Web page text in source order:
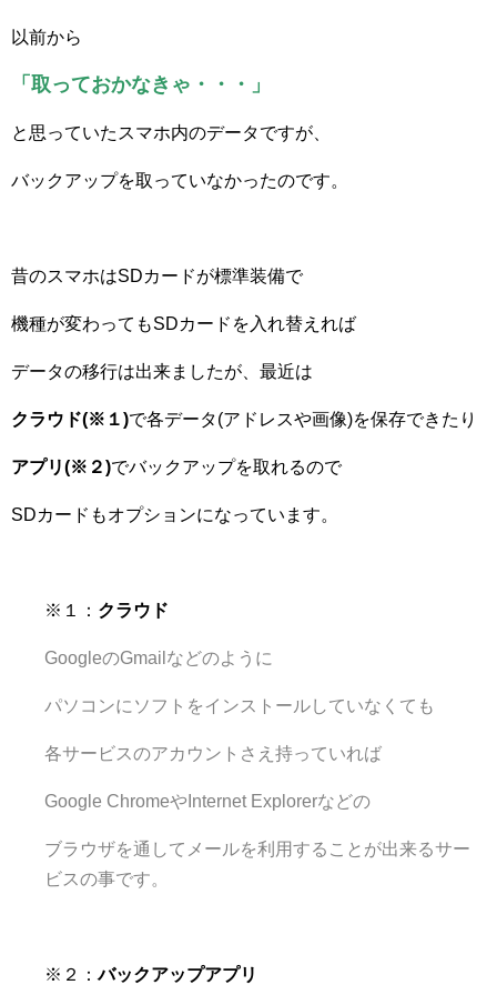
以前から
「取っておかなきゃ・・・」
と思っていたスマホ内のデータですが、
バックアップを取っていなかったのです。
昔のスマホはSDカードが標準装備で
機種が変わってもSDカードを入れ替えれば
データの移行は出来ましたが、最近は
クラウド(※１)で各データ(アドレスや画像)を保存できたり
アプリ(※２)でバックアップを取れるので
SDカードもオプションになっています。
※１： クラウド
GoogleのGmailなどのように
パソコンにソフトをインストールしていなくても
各サービスのアカウントさえ持っていれば
Google ChromeやInternet Explorerなどの
ブラウザを通してメールを利用することが出来るサー
ビスの事です。
※２：バックアップアプリ